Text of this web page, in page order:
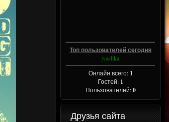
Топ пользователей сегодня
ivashka
Онлайн всего: 1
Гостей: 1
Пользователей:0
Друзья сайта